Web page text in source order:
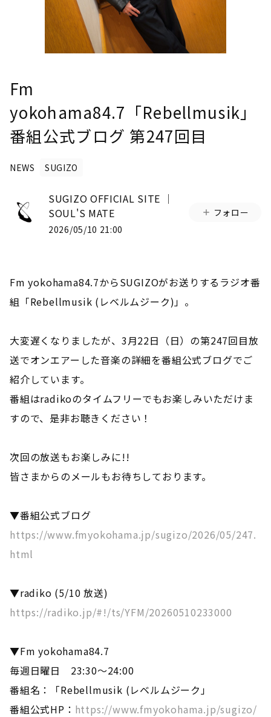
Fm
yokohama84.7「Rebellmusik」
番組公式ブログ 第247回目
NEWS SUGIZO
SUGIZO OFFICIAL SITE │
SOUL'S MATE
2026/05/10 21:00
フォロー
Fm yokohama84.7からSUGIZOがお送りするラジオ番
組「Rebellmusik (レベルムジーク)」。
大変遅くなりましたが、3月22日（日）の第247回目放
送でオンエアーした音楽の詳細を番組公式ブログでご
紹介しています。
番組はradikoのタイムフリーでもお楽しみいただけま
すので、是非お聴きください！
次回の放送もお楽しみに!!
皆さまからのメールもお待ちしております。
▼番組公式ブログ
https://www.fmyokohama.jp/sugizo/2026/05/247.
html
▼radiko (5/10 放送)
https://radiko.jp/#!/ts/YFM/20260510233000
▼Fm yokohama84.7
毎週日曜日 23:30～24:00
番組名：「Rebellmusik (レベルムジーク」
番組公式HP： https://www.fmyokohama.jp/sugizo/